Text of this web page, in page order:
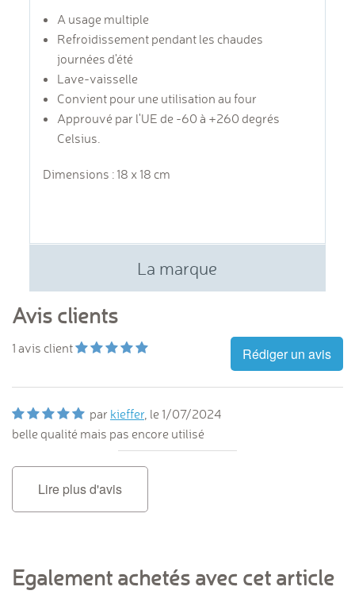
A usage multiple
Refroidissement pendant les chaudes
journées d'été
Lave-vaisselle
Convient pour une utilisation au four
Approuvé par l'UE de -60 à +260 degrés
Celsius.
Dimensions : 18 x 18 cm
La marque
Avis clients
1 avis client Rédiger un avis
par kieffer, le 1/07/2024
belle qualité mais pas encore utilisé
Lire plus d'avis
Egalement achetés avec cet article